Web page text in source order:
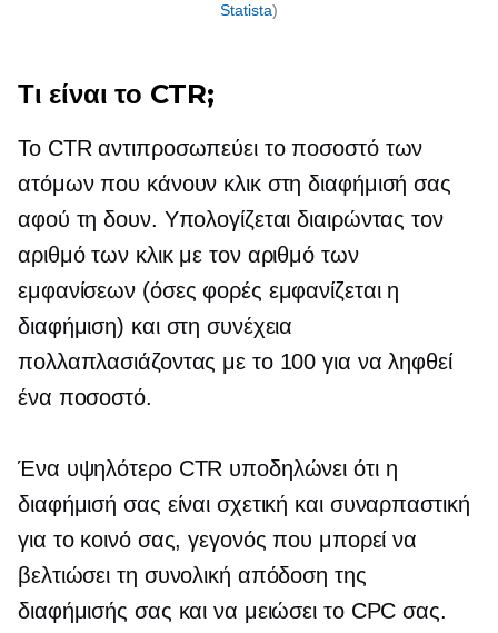
Statista)
Τι είναι το CTR;
Το CTR αντιπροσωπεύει το ποσοστό των
ατόμων που κάνουν κλικ στη διαφήμισή σας
αφού τη δουν. Υπολογίζεται διαιρώντας τον
αριθμό των κλικ με τον αριθμό των
εμφανίσεων (όσες φορές εμφανίζεται η
διαφήμιση) και στη συνέχεια
πολλαπλασιάζοντας με το 100 για να ληφθεί
ένα ποσοστό.
Ένα υψηλότερο CTR υποδηλώνει ότι η
διαφήμισή σας είναι σχετική και συναρπαστική
για το κοινό σας, γεγονός που μπορεί να
βελτιώσει τη συνολική απόδοση της
διαφήμισής σας και να μειώσει το CPC σας.